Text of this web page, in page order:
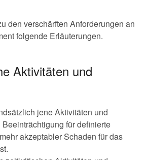
den verschärften Anforderungen an
folgende Erläuterungen.
Aktivitäten und
jene Aktivitäten und
für definierte
akzeptabler Schaden für das